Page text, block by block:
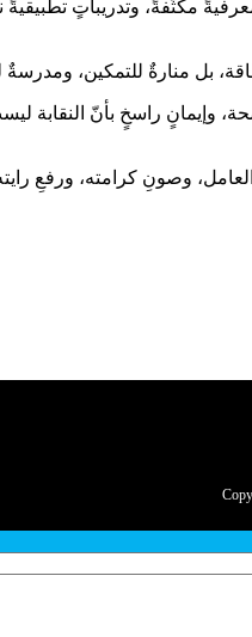
مكثّفةً، وتدريباتٍ تطبيقيةً
وإيمانٍ راسخٍ بأنّ النقابة